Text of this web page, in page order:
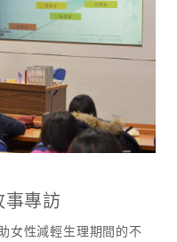
專訪
女性減輕生理期間的不